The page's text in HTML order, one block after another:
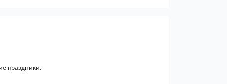
праздники.